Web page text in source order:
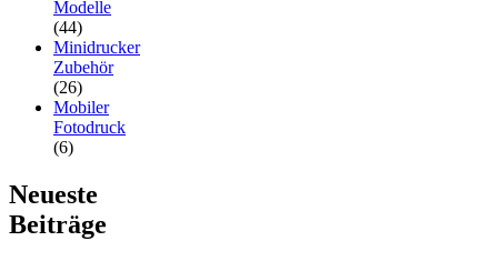
Modelle
(44)
Minidrucker
Zubehör
(26)
Mobiler
Fotodruck
(6)
Neueste
Beiträge